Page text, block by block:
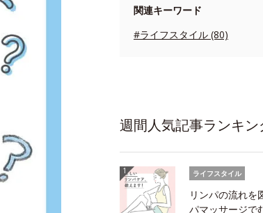
関連キーワード
#ライフスタイル (80)
週間人気記事ランキン
ライフスタイル
リンパの流れを
パマッサージで